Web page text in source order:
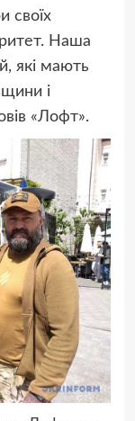
своїх
Наша
які мають
і
«Лофт».